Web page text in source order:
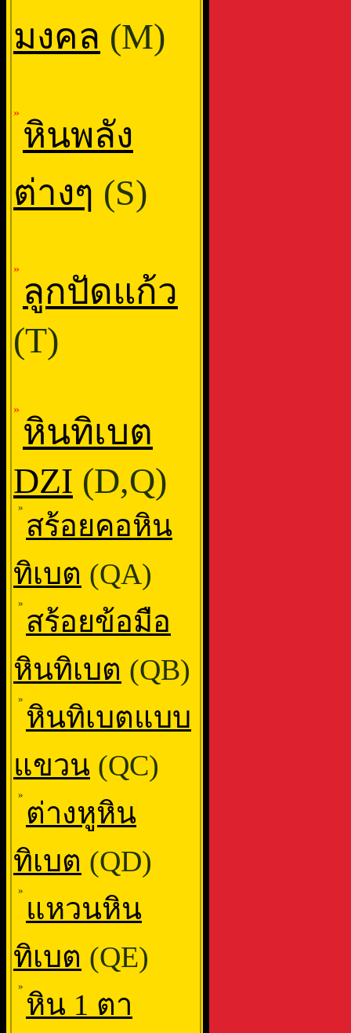
มงคล (M)
»
หินพลัง
ต่างๆ (S)
»
ลูกปัดแก้ว
(T)
»
หินทิเบต
DZI (D,Q)
»
สร้อยคอหิน
ทิเบต (QA)
»
สร้อยข้อมือ
หินทิเบต (QB)
»
หินทิเบตแบบ
แขวน (QC)
»
ต่างหูหิน
ทิเบต (QD)
»
แหวนหิน
ทิเบต (QE)
»
หิน 1 ตา